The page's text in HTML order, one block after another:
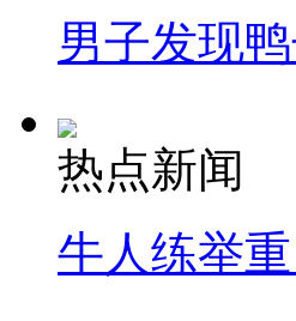
男子发现
热点新闻
牛人练举